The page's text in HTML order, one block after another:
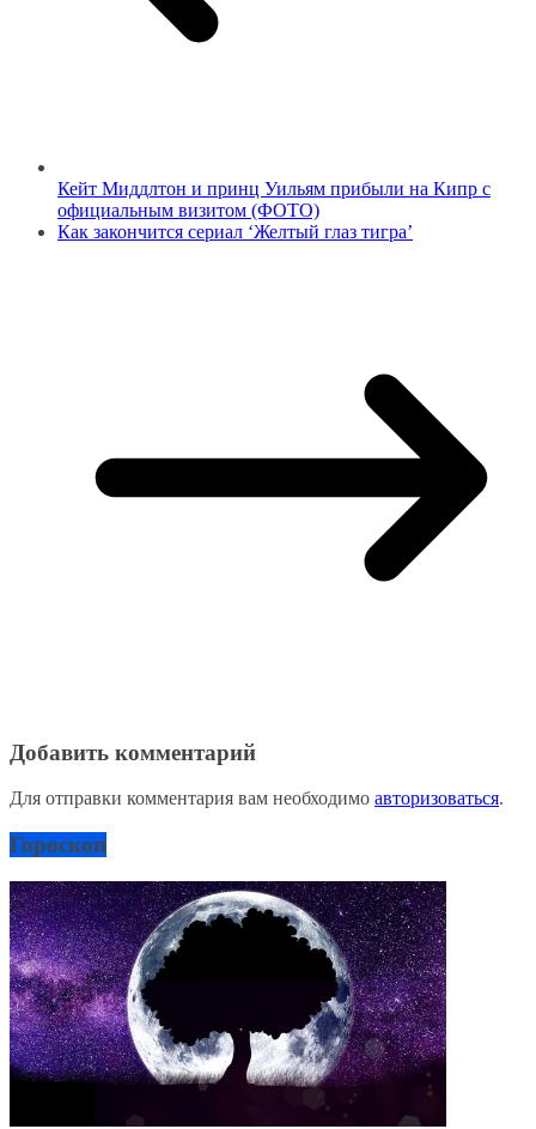
Кейт Миддлтон и принц Уильям прибыли на Кипр с
официальным визитом (ФОТО)
Как закончится сериал ‘Желтый глаз тигра’
Добавить комментарий
Для отправки комментария вам необходимо авторизоваться.
Гороскоп